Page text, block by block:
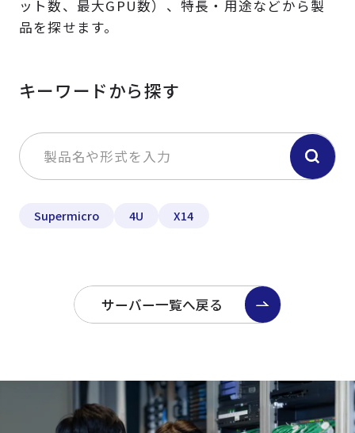
ット数、最大GPU数）、特長・用途などから製
品を探せます。
キーワードから探す
Supermicro 4U X14
サーバー一覧へ戻る